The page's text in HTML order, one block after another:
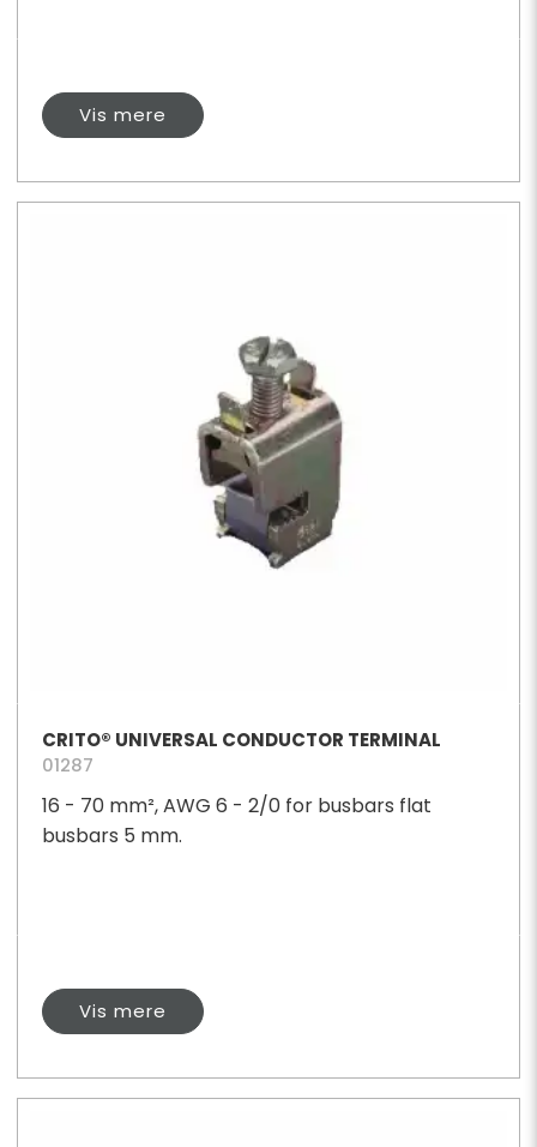
Vis mere
CRITO® UNIVERSAL CONDUCTOR TERMINAL
01287
16 - 70 mm², AWG 6 - 2/0 for busbars flat
busbars 5 mm.
Vis mere